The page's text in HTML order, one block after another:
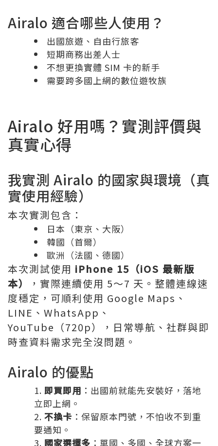
Airalo 適合哪些人使用？
出國旅遊、自由行旅客
短期商務出差人士
不想更換實體 SIM 卡的新手
需要跨多國上網的數位遊牧族
Airalo 好用嗎？實測評價與
真實心得
我實測 Airalo 的國家與環境（真
實使用經驗）
本次實測包含：
日本（東京、大阪）
韓國（首爾）
歐洲（法國、德國）
本次測試使用 iPhone 15（iOS 最新版
本）
，實際連續使用 5～7 天。整體連線速
度穩定，可順利使用 Google Maps、
LINE、WhatsApp、
YouTube（720p），日常導航、社群與即
時查資料需求完全沒問題。
Airalo 的優點
即買即用 ：出國前就能先安裝好，落地
立即上網。
不換卡 ：保留原本門號，不怕收不到重
要通知。
國家選擇多 ：單國、多國、全球方案一